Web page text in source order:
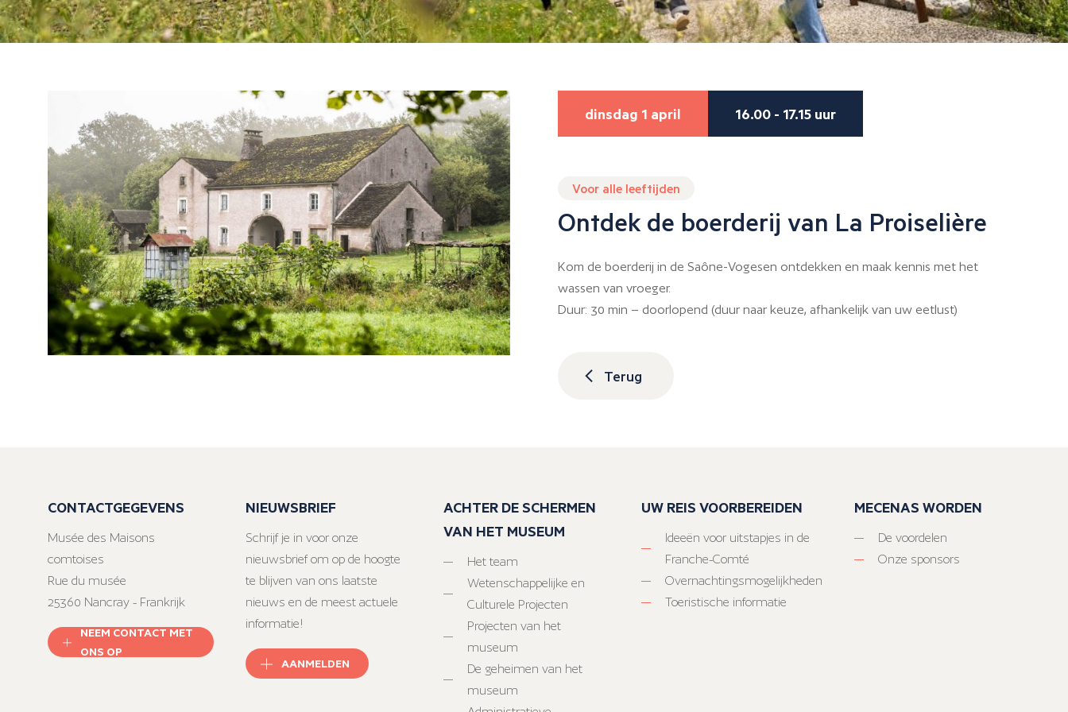
dinsdag 1 april 16.00 - 17.15 uur
Voor alle leeftijden
Ontdek de boerderij van La Proiselière
Kom de boerderij in de Saône-Vogesen ontdekken en maak kennis met het
wassen van vroeger.
Duur: 30 min – doorlopend (duur naar keuze, afhankelijk van uw eetlust)
Terug
CONTACTGEGEVENS
Musée des Maisons
comtoises
Rue du musée
25360 Nancray - Frankrijk
NEEM CONTACT MET
ONS OP
NIEUWSBRIEF
Schrijf je in voor onze
nieuwsbrief om op de hoogte
te blijven van ons laatste
nieuws en de meest actuele
informatie!
AANMELDEN
ACHTER DE SCHERMEN
VAN HET MUSEUM
Het team
Wetenschappelijke en
Culturele Projecten
Projecten van het
museum
De geheimen van het
museum
UW REIS VOORBEREIDEN
Ideeën voor uitstapjes in de
Franche-Comté
Overnachtingsmogelijkheden
Toeristische informatie
MECENAS WORDEN
De voordelen
Onze sponsors